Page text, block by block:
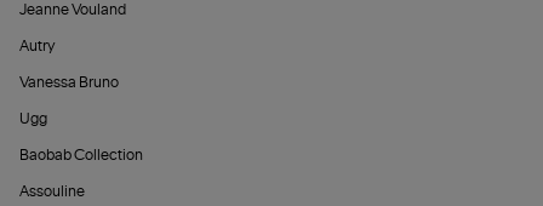
Jeanne Vouland
Autry
Vanessa Bruno
Ugg
Baobab Collection
Assouline